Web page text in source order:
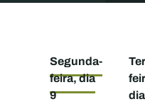
Segunda-
feira, dia
9